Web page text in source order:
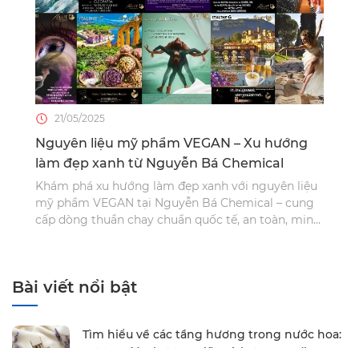
21/05/2025
Nguyên liệu mỹ phẩm VEGAN – Xu hướng
làm đẹp xanh từ Nguyễn Bá Chemical
Khám phá xu hướng làm đẹp xanh với nguyên liệu
mỹ phẩm VEGAN tại Nguyễn Bá Chemical – cung
cấp dòng thuần chay chuẩn quốc tế, an toàn, minh
Bài viết nổi bật
Tìm hiểu về các tầng hương trong nước hoa: